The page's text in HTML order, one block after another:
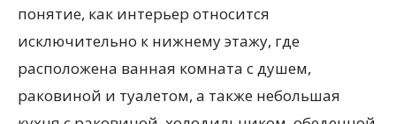
понятие, как интерьер относится
исключительно к нижнему этажу, где
расположена ванная комната с душем,
раковиной и туалетом, а также небольшая